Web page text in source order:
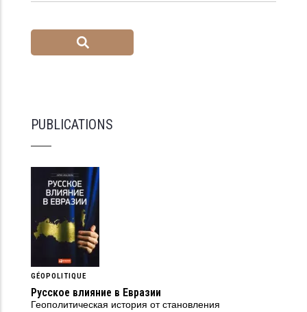
PUBLICATIONS
GÉOPOLITIQUE
Русское влияние в Евразии
Геополитическая история от становления